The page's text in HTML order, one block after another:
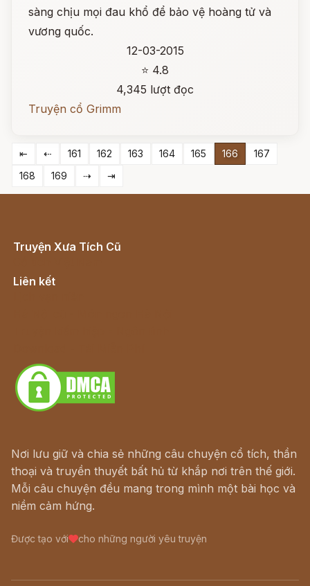
sàng chịu mọi đau khổ để bảo vệ hoàng tử và
vương quốc.
12-03-2015
⭐ 4.8
4,345 lượt đọc
Truyện cổ Grimm
⇤ ⇠ 161 162 163 164 165 166
167
168
169 ⇢ ⇥
Truyện Xưa Tích Cũ
Liên kết
Nơi lưu giữ và chia sẻ những câu chuyện cổ tích, thần
thoại và truyền thuyết bất hủ từ khắp nơi trên thế giới.
Mỗi câu chuyện đều mang trong mình một bài học và
niềm cảm hứng.
Được tạo với cho những người yêu truyện